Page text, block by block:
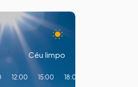
Céu limpo
12:00 15:00 18:00